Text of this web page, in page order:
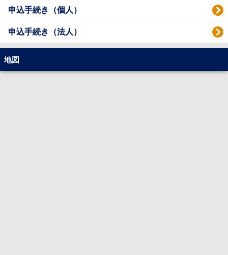
申込手続き（個人）
申込手続き（法人）
地図